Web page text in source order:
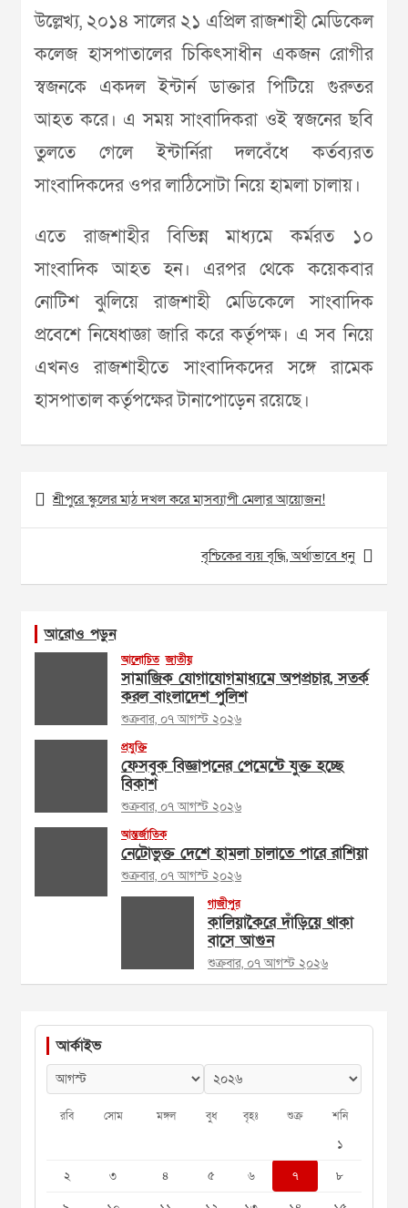
উল্লেখ্য, ২০১৪ সালের ২১ এপ্রিল রাজশাহী মেডিকেল
কলেজ হাসপাতালের চিকিৎসাধীন একজন রোগীর
স্বজনকে একদল ইন্টার্ন ডাক্তার পিটিয়ে গুরুতর
আহত করে। এ সময় সাংবাদিকরা ওই স্বজনের ছবি
তুলতে গেলে ইন্টার্নিরা দলবেঁধে কর্তব্যরত
সাংবাদিকদের ওপর লাঠিসোটা নিয়ে হামলা চালায়।
এতে রাজশাহীর বিভিন্ন মাধ্যমে কর্মরত ১০
সাংবাদিক আহত হন। এরপর থেকে কয়েকবার
নোটিশ ঝুলিয়ে রাজশাহী মেডিকেলে সাংবাদিক
প্রবেশে নিষেধাজ্ঞা জারি করে কর্তৃপক্ষ। এ সব নিয়ে
এখনও রাজশাহীতে সাংবাদিকদের সঙ্গে রামেক
হাসপাতাল কর্তৃপক্ষের টানাপোড়েন রয়েছে।
Post
navigation
শ্রীপুরে স্কুলের মাঠ দখল করে মাসব্যাপী মেলার আয়োজন!
বৃশ্চিকের ব্যয় বৃদ্ধি, অর্থাভাবে ধনু
আরোও পড়ুন
আলোচিত জাতীয়
সামাজিক যোগাযোগমাধ্যমে অপপ্রচার, সতর্ক
করল বাংলাদেশ পুলিশ
শুক্রবার, ০৭ আগস্ট ২০২৬
প্রযুক্তি
ফেসবুক বিজ্ঞাপনের পেমেন্টে যুক্ত হচ্ছে
বিকাশ
শুক্রবার, ০৭ আগস্ট ২০২৬
আন্তর্জাতিক
নেটোভুক্ত দেশে হামলা চালাতে পারে রাশিয়া
শুক্রবার, ০৭ আগস্ট ২০২৬
গাজীপুর
কালিয়াকৈরে দাঁড়িয়ে থাকা
বাসে আগুন
শুক্রবার, ০৭ আগস্ট ২০২৬
আর্কাইভ
রবি সোম মঙ্গল বুধ বৃহঃ শুক্র শনি
১
২
৩ ৪ ৫ ৬ ৭
৮